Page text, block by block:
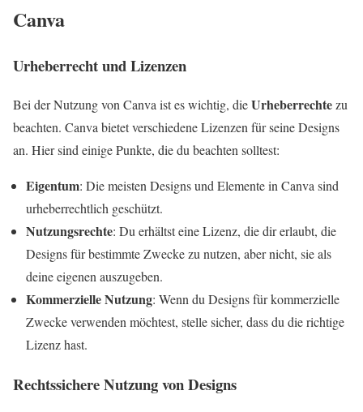
Canva
Urheberrecht und Lizenzen
Bei der Nutzung von Canva ist es wichtig, dieUrheberrechtezu
beachten. Canva bietet verschiedene Lizenzen für seine Designs
an. Hier sind einige Punkte, die du beachten solltest:
Eigentum: Die meisten Designs und Elemente in Canva sind
urheberrechtlich geschützt.
Nutzungsrechte: Du erhältst eine Lizenz, die dir erlaubt, die
Designs für bestimmte Zwecke zu nutzen, aber nicht, sie als
deine eigenen auszugeben.
Kommerzielle Nutzung: Wenn du Designs für kommerzielle
Zwecke verwenden möchtest, stelle sicher, dass du die richtige
Lizenz hast.
Rechtssichere Nutzung von Designs